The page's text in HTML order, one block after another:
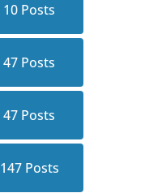
10 Posts
47 Posts
47 Posts
147Posts